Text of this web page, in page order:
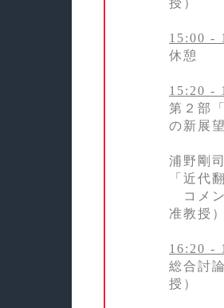
授）
15:00 -
休憩
15:20 -
第２部
の新展
浦野剛
「近代
コメン
准教授）
16:20 -
総合討
授）